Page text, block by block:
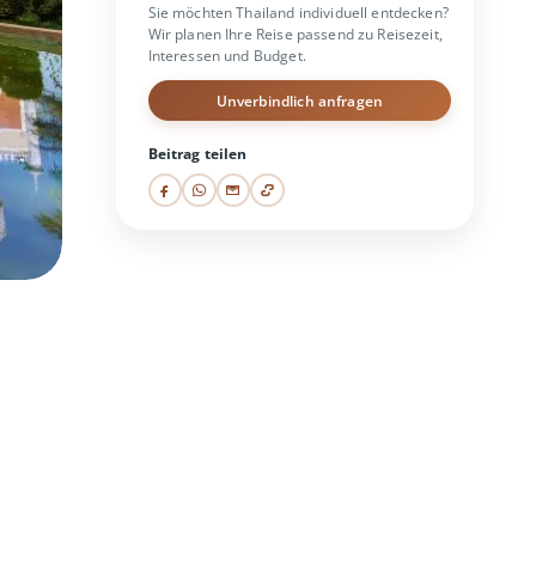
Sie möchten Thailand individuell entdecken?
Wir planen Ihre Reise passend zu Reisezeit,
Interessen und Budget.
Unverbindlich anfragen
Beitrag teilen